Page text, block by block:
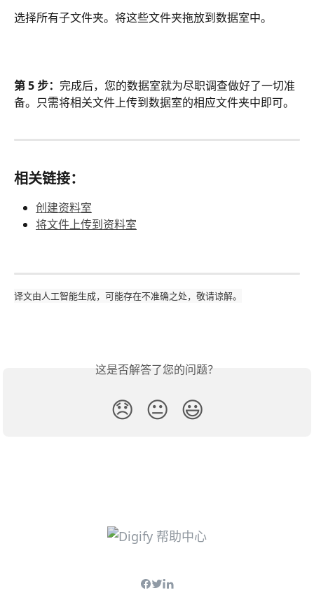
选择所有子文件夹。将这些文件夹拖放到数据室中。
第 5 步： 完成后，您的数据室就为尽职调查做好了一切准
备。只需将相关文件上传到数据室的相应文件夹中即可。
相关链接：
创建资料室
将文件上传到资料室
译文由人工智能生成，可能存在不准确之处，敬请谅解。
这是否解答了您的问题？
😞 😐 😃